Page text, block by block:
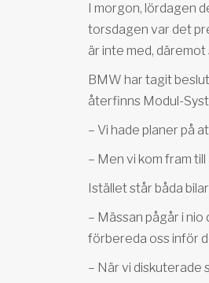
I morgon, lördagen
torsdagen var det
är inte med,
BMW har tagit
återfinns Modul-
– Vi hade planer på
– Men vi kom fram
Istället står båda
– Mässan pågår i
förbereda oss inför
– När vi diskuterade